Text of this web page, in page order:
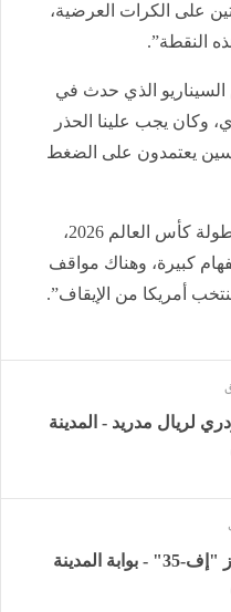
على الكرات العرضية،
النقطة”.
السيناريو الذي حدث في
وكان يجب علينا الحذر
يعتمدون على الضغط
وتطرق أحمد صالح للحديث عن بطولة كأس العالم 2026،
كبيرة، وهناك مواقف
أمريكا من الإيقاف”.
لريال مدريد - المدينة
تحطم مقاتلة أميركية من طراز "إف-35" - بوابة المدينة